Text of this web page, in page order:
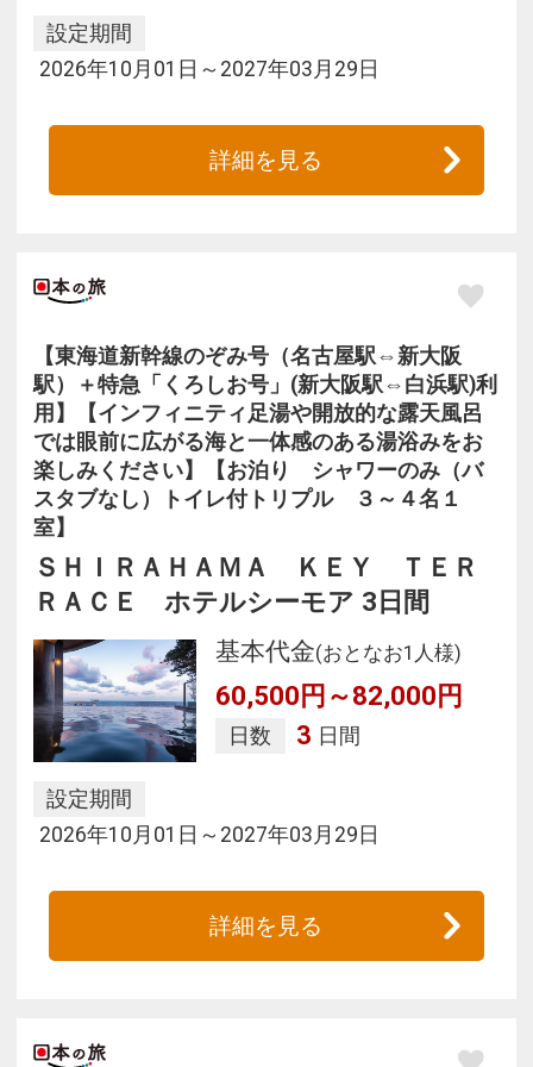
設定期間
2026年10月01日～2027年03月29日
詳細を見る
【東海道新幹線のぞみ号（名古屋駅⇔新大阪
駅）＋特急「くろしお号」(新大阪駅⇔白浜駅)利
用】【インフィニティ足湯や開放的な露天風呂
では眼前に広がる海と一体感のある湯浴みをお
楽しみください】【お泊り シャワーのみ（バ
スタブなし）トイレ付トリプル ３～４名１
室】
ＳＨＩＲＡＨＡＭＡ ＫＥＹ ＴＥＲ
ＲＡＣＥ ホテルシーモア 3日間
基本代金(おとなお1人様)
60,500円～82,000円
日数 3 日間
設定期間
2026年10月01日～2027年03月29日
詳細を見る